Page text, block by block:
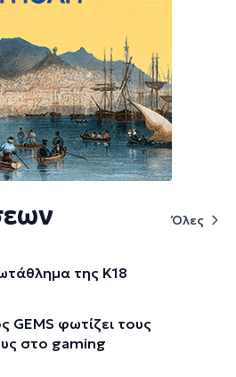
Όλες
της Κ18
φωτίζει τους
στο gaming